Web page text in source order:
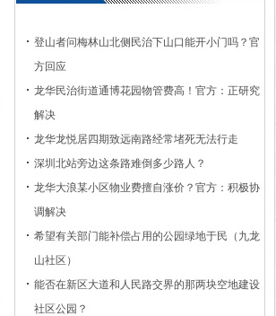
登山者问梅林山北侧民治下山口能开小门吗？官
方回应
龙华民治街道通博花园物管费高！官方：正研究
解决
龙华龙悦居四期致远南路经常堵死无法行走
深圳北站旁边这条路难倒多少路人？
龙华大浪某小区物业费擅自涨价？官方：积极协
调解决
希望有关部门能补偿占用的公园绿地于民（九龙
山社区）
能否在新区大道和人民路交界的那两块空地建设
社区公园？